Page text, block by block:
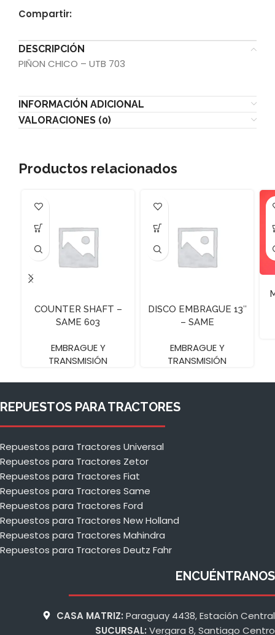
Compartir:
DESCRIPCIÓN
PIÑON CHICO – UTB 703
INFORMACIÓN ADICIONAL
VALORACIONES (0)
Productos relacionados
COUNTER SHAFT –
SAME 603
EMBRAGUE Y
TRANSMISIÓN
DISCO EMBRAGUE 13″
– SAME
EMBRAGUE Y
TRANSMISIÓN
REPUESTOS PARA TRACTORES
Repuestos para Tractores Universal
Repuestos para Tractores Zetor
Repuestos para Tractores Fiat
Repuestos para Tractores Same
Repuestos para Tractores Ford
Repuestos para Tractores New Holland
Repuestos para Tractores Mahindra
Repuestos para Tractores Deutz Fahr
ENCUÉNTRANOS
CASA MATRIZ: Paraguay 4438, Estación Central
SUCURSAL: Vergara 8, Santiago Centro